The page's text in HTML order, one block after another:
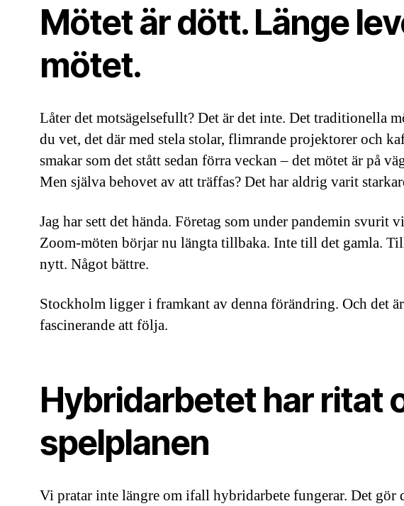
Mötet är dött. Länge
mötet.
Låter det motsägelsefullt? Det är det inte. Det traditionella
du vet, det där med stela stolar, flimrande projektorer och
smakar som det stått sedan förra veckan – det mötet är på
Men själva behovet av att träffas? Det har aldrig varit
Jag har sett det hända. Företag som under pandemin svurit
Zoom-möten börjar nu längta tillbaka. Inte till det gamla.
nytt. Något bättre.
Stockholm ligger i framkant av denna förändring. Och det är
fascinerande att följa.
Hybridarbetet har ritat
spelplanen
Vi pratar inte längre om ifall hybridarbete fungerar. Det gör